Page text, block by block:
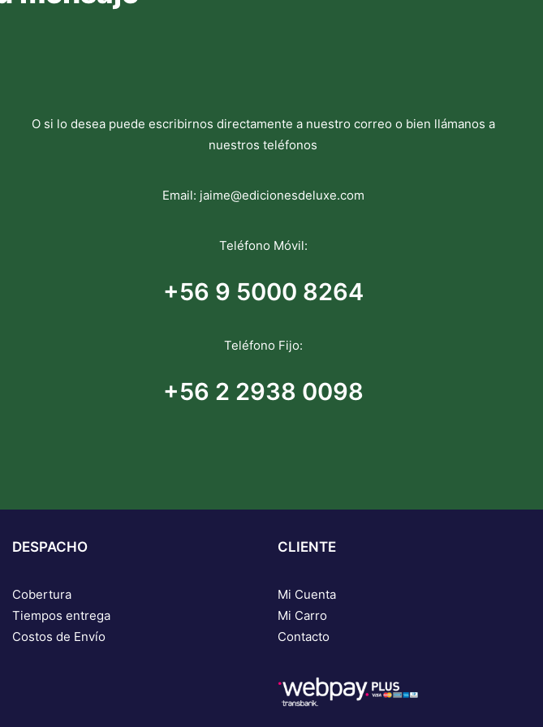
O si lo desea puede escribirnos directamente a nuestro correo o bien llámanos a
nuestros teléfonos
Email: jaime@edicionesdeluxe.com
Teléfono Móvil:
+56 9 5000 8264
Teléfono Fijo:
+56 2 2938 0098
DESPACHO
Cobertura
Tiempos entrega
Costos de Envío
CLIENTE
Mi Cuenta
Mi Carro
Contacto